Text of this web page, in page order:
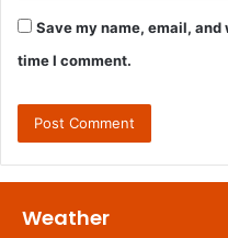
Save my name, email,
time I comment.
Weather